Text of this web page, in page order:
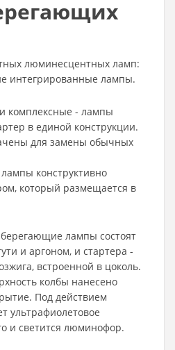
люминесцентных ламп:
интегрированные лампы.
комплексные - лампы
в единой конструкции.
для замены обычных
конструктивно
который размещается в
лампы состоят
и аргоном, и стартера -
встроенной в цоколь.
колбы нанесено
Под действием
ультрафиолетовое
и светится люминофор.